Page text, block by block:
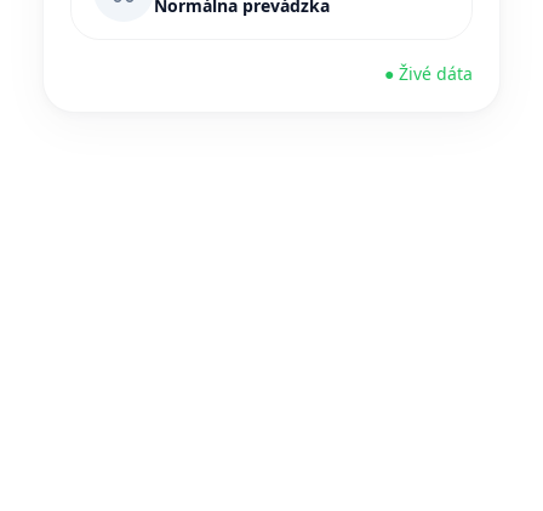
Normálna prevádzka
● Živé dáta